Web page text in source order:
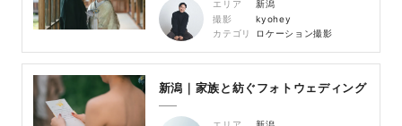
エリア
新潟
撮影
kyohey
カテゴリ
ロケーション撮影
新潟｜家族と紡ぐフォトウェディング